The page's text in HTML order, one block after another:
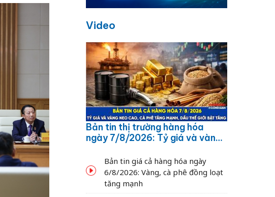
Video
Bản tin thị trường hàng hóa
ngày 7/8/2026: Tỷ giá và vàng
dầu thế giới bật tăng
Bản tin giá cả hàng hóa ngày
6/8/2026: Vàng, cà phê đồng loạt
tăng mạnh